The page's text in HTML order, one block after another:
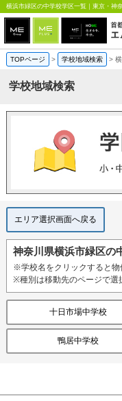
横浜市緑区の中学校学区一覧｜東京・神
TOPページ > 学校地域検索 >
学校地域検索
エリア選択画面へ戻る
神奈川県横浜市緑区の
※学校名をクリックすると物
※種別は移動先のページで選
十日市場中学校
鴨居中学校